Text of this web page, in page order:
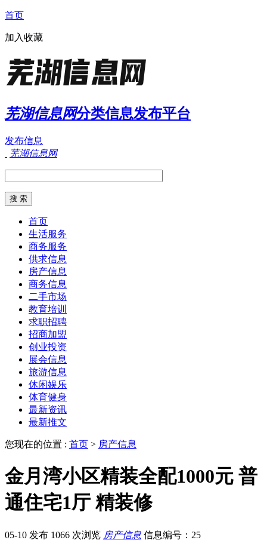
首页
加入收藏
芜湖信息网分类信息发布平台
发布信息
芜湖信息网
首页
生活服务
商务服务
供求信息
房产信息
商务信息
二手市场
教育培训
求职招聘
招商加盟
创业投资
展会信息
旅游信息
休闲娱乐
体育健身
最新资讯
最新推文
您现在的位置 : 首页 > 房产信息
金月湾小区精装全配1000元 普
通住宅1厅 精装修
05-10 发布 1066 次浏览 房产信息 信息编号：25